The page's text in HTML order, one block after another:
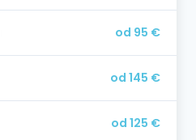
od 95 €
od 145 €
od 125 €